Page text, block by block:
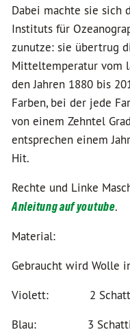
Dabei machte sie sich
Instituts für
zunutze: sie übertrug
Mitteltemperatur vom
den Jahren 1880 bis
Farben, bei der jede
von einem Zehntel
entsprechen einem
Hit.
Rechte und Linke
Anleitung auf youtube.
Material:
Gebraucht wird
Violett: 2
Blau: 3